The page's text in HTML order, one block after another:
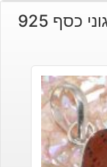
כסף 925